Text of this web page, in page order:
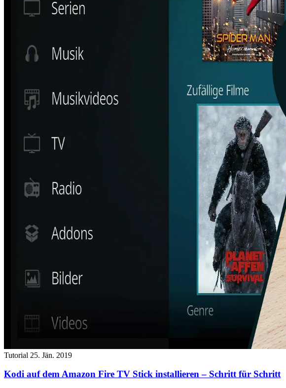
Tutorial 25. Jän. 2019
Kodi auf dem Amazon Fire TV Stick installieren – Schritt für Schritt